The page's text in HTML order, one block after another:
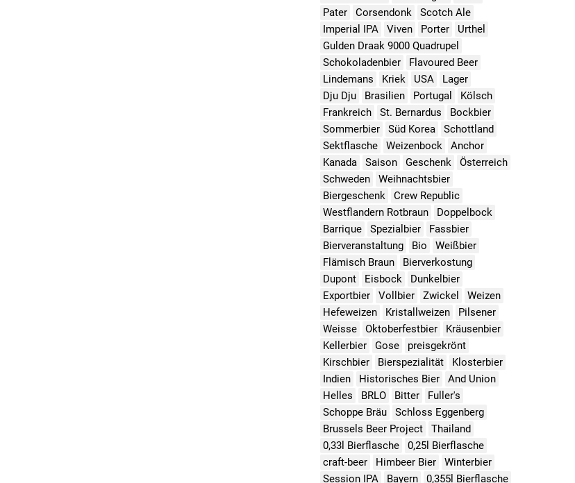
Pater
Corsendonk
Scotch Ale
Imperial IPA
Viven Porter
Urthel
Gulden Draak 9000 Quadrupel
Schokoladenbier
Flavoured Beer
Lindemans
Kriek USA
Lager
Dju Dju
Brasilien Portugal
Kölsch
Frankreich
St. Bernardus
Bockbier
Sommerbier
Süd Korea
Schottland
Sektflasche
Weizenbock
Anchor
Kanada
Saison Geschenk
Österreich
Schweden
Weihnachtsbier
Biergeschenk
Crew Republic
Westflandern Rotbraun
Doppelbock
Barrique
Spezialbier
Fassbier
Bierveranstaltung
Bio
Weißbier
Flämisch Braun
Bierverkostung
Dupont
Eisbock
Dunkelbier
Exportbier
Vollbier Zwickel
Weizen
Hefeweizen
Kristallweizen
Pilsener
Weisse
Oktoberfestbier
Kräusenbier
Kellerbier
Gose
preisgekrönt
Kirschbier
Bierspezialität
Klosterbier
Indien
Historisches Bier
And Union
Helles
BRLO Bitter
Fuller's
Schoppe Bräu
Schloss Eggenberg
Brussels Beer Project
Thailand
0,33l Bierflasche
0,25l Bierflasche
craft-beer
Himbeer Bier
Winterbier
Session IPA
Bayern 0,355l Bierflasche